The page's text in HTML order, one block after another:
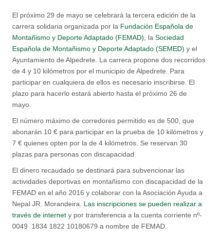
El próximo 29 de mayo se celebrará la tercera edición de la
carrera solidaria organizada por la Fundación Española de
Montañismo y Deporte Adaptado (FEMAD) , la Sociedad
Española de Montañismo y Deporte Adaptado (SEMED) y el
Ayuntamiento de Alpedrete. La carrera propone dos recorridos
de 4 y 10 kilómetros por el municipio de Alpedrete. Para
participar en cualquiera de ellos es necesario inscribirse. El
plazo para hacerlo estará abierto hasta el próximo 26 de
mayo.
El número máximo de corredores permitido es de 500, que
abonarán 10 € para participar en la prueba de 10 kilómetros y
7 € quienes opten por la de 4 kilómetros. Se reservan 30
plazas para personas con discapacidad.
El dinero recaudado se destinará para subvencionar las
actividades deportivas en montañismo con discapacidad de la
FEMAD en el año 2016 y colaborar con la Asociación Ayuda a
Nepal JR. Morandeira.
Las inscripciones se pueden realizar a
través de internet y por transferencia a la cuenta corriente nº-
0049 1834 1822 10180679 a nombre de FEMAD.